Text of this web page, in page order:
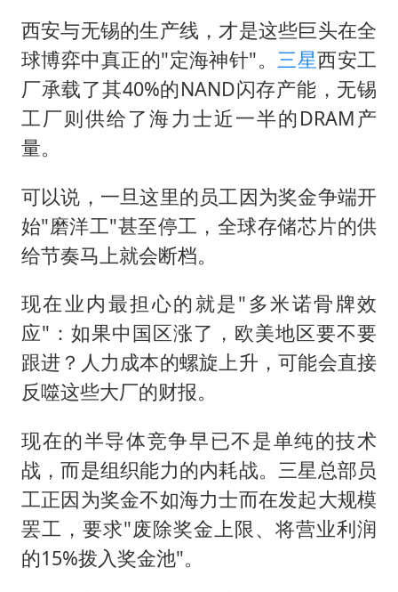
西安与无锡的生产线，才是这些巨头在全
球博弈中真正的"定海神针"。三星西安工
厂承载了其40%的NAND闪存产能，无锡
工厂则供给了海力士近一半的DRAM产
量。
可以说，一旦这里的员工因为奖金争端开
始"磨洋工"甚至停工，全球存储芯片的供
给节奏马上就会断档。
现在业内最担心的就是"多米诺骨牌效
应"：如果中国区涨了，欧美地区要不要
跟进？人力成本的螺旋上升，可能会直接
反噬这些大厂的财报。
现在的半导体竞争早已不是单纯的技术
战，而是组织能力的内耗战。三星总部员
工正因为奖金不如海力士而在发起大规模
罢工，要求"废除奖金上限、将营业利润
的15%拨入奖金池"。